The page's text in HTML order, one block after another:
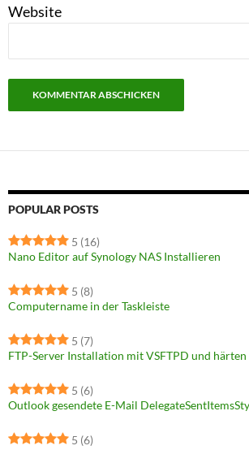
Website
POPULAR POSTS
5 (16)
Nano Editor auf Synology NAS Installieren
5 (8)
Computername in der Taskleiste
5 (7)
FTP-Server Installation mit VSFTPD und
5 (6)
Outlook gesendete E-Mail
5 (6)